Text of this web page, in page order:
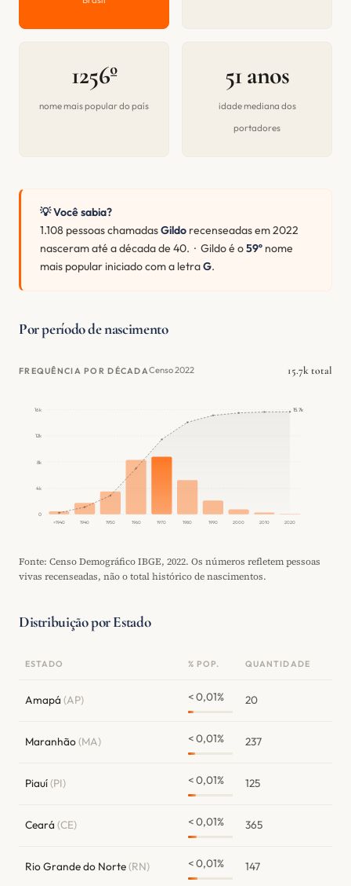
1256º
nome mais popular do país
51 anos
idade mediana dos
portadores
💡 Você sabia?
1.108 pessoas chamadasGildo recenseadas em 2022
nasceram até a década de 40. · Gildo é o59º nome
mais popular iniciado com a letraG.
Por período de nascimento
FREQUÊNCIA POR DÉCADACenso 2022 15.7k total
0
4k
8k
12k
16k
<1940 1940 1950 1960 1970 1980 1990 2000 2010 2020
15.7k
Fonte: Censo Demográfico IBGE, 2022. Os números refletem pessoas
vivas recenseadas, não o total histórico de nascimentos.
Distribuição por Estado
ESTADO % POP. QUANTIDADE
Amapá (AP) < 0,01% 20
Maranhão(MA) < 0,01% 237
Piauí(PI) < 0,01% 125
Ceará (CE) < 0,01% 365
Rio Grande do Norte(RN) < 0,01% 147